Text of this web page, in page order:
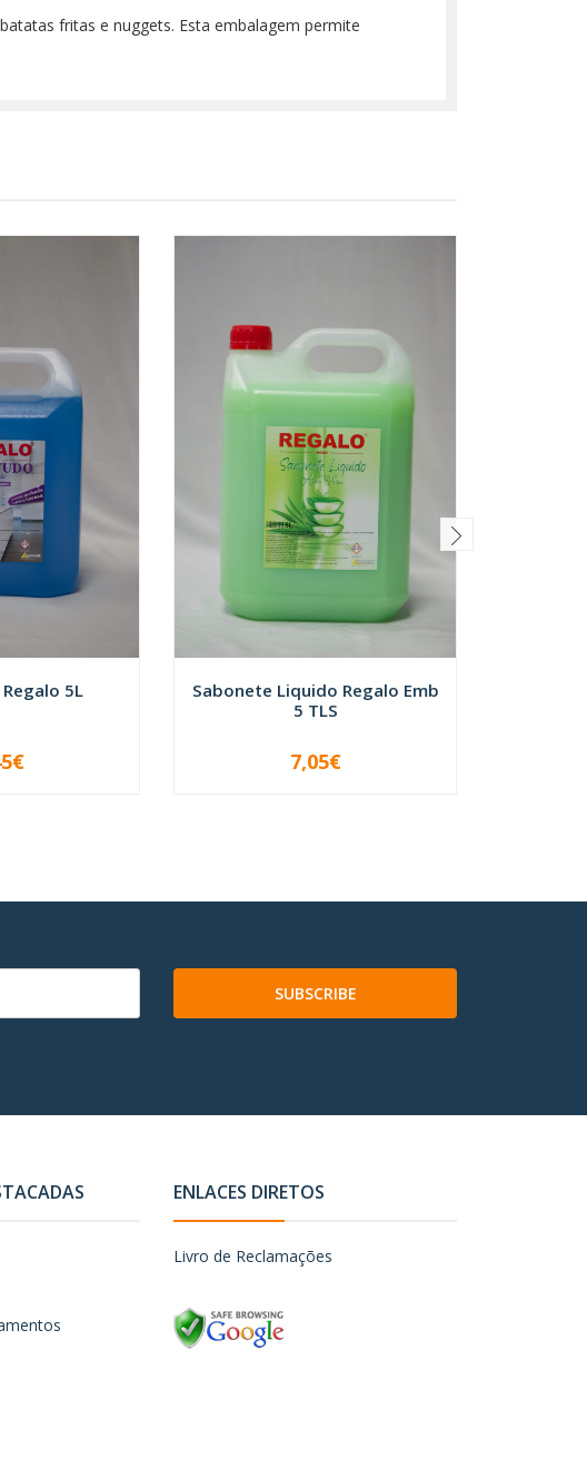
fritas e nuggets. Esta embalagem permite
5L
Sabonete Liquido Regalo Emb
5 TLS
VER OPÇÕES
7,05€
SUBSCRIBE
ENLACES DIRETOS
Livro de Reclamações